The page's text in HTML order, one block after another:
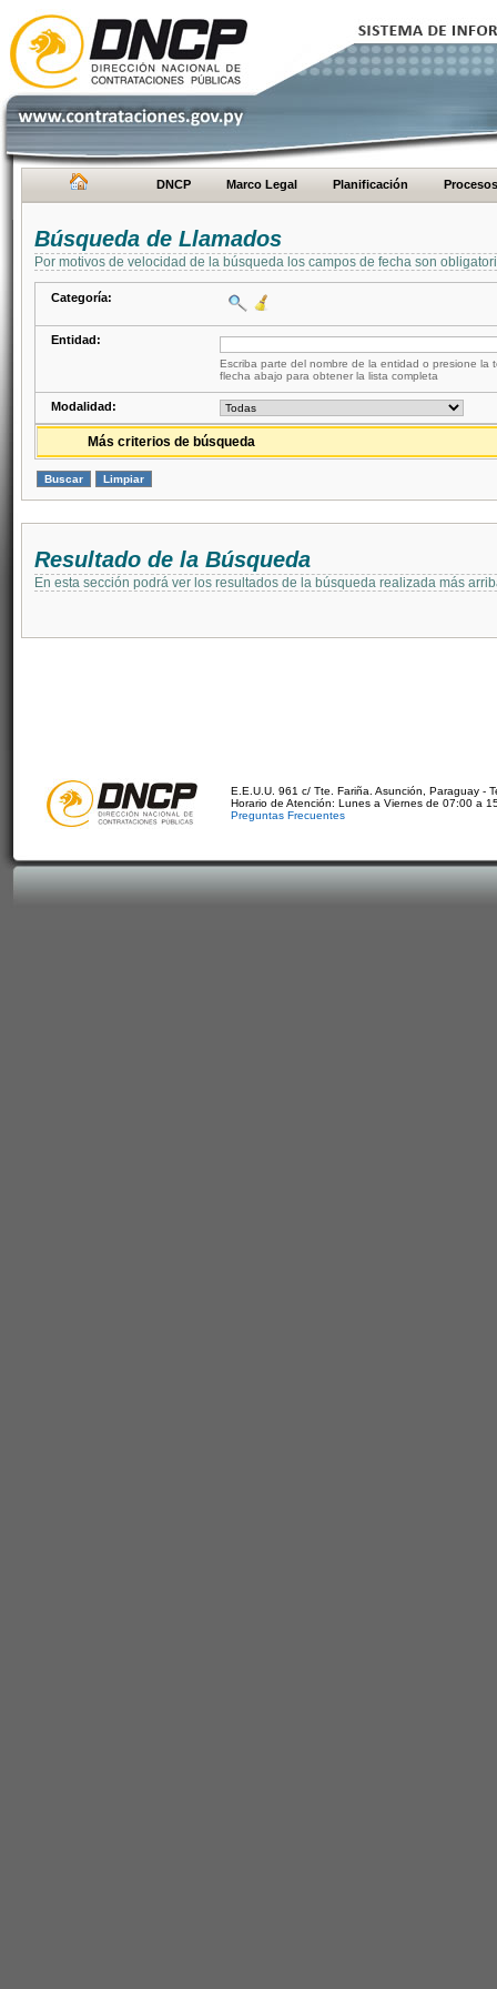
DNCP Marco Legal Planificación Procesos
Búsqueda de Llamados
Por motivos de velocidad de la búsqueda los campos de fecha son
Categoría:
Entidad:
Escriba parte del nombre de la entidad o presione la
flecha abajo para obtener la lista completa
Modalidad:
Más criterios de búsqueda
Resultado de la Búsqueda
En esta sección podrá ver los resultados de la búsqueda realizada más
E.E.U.U. 961 c/ Tte. Fariña. Asunción, Paraguay -
Horario de Atención: Lunes a Viernes de 07:00 a
Preguntas Frecuentes